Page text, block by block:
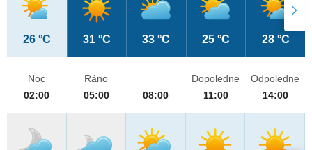
26 °C 31 °C 33 °C 25 °C 28 °C
Noc
02:00
Ráno
05:00
08:00
Dopoledne
11:00
Odpoledne
14:00